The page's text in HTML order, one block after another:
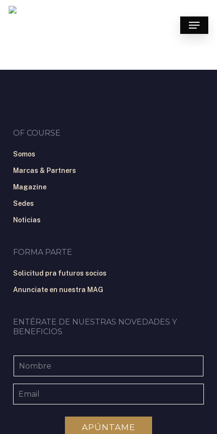
Skip
Menu
OF COURSE
Somos
Marcas & Partners
Magazine
Sedes
Noticias
FORMA PARTE
Solicitud pra futuros socios
Anunciate en nuestra MAG
ENTÉRATE DE NUESTRAS NOVEDADES Y
BENEFICIOS
APÚNTAME